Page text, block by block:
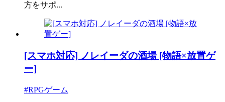
方をサポ...
[スマホ対応] ノレイーダの酒場 [物語×放置ゲ
ー]
#RPGゲーム